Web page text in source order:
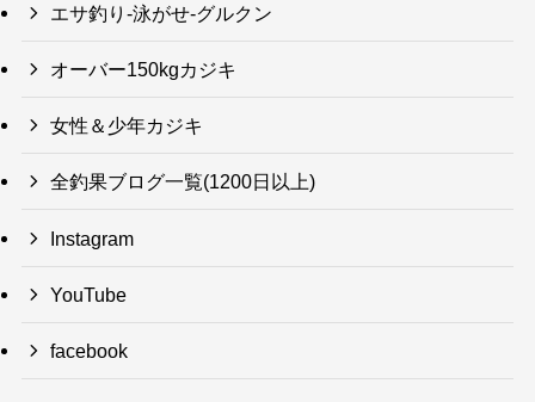
エサ釣り-泳がせ-グルクン
オーバー150kgカジキ
女性＆少年カジキ
全釣果ブログ一覧(1200日以上)
Instagram
YouTube
facebook